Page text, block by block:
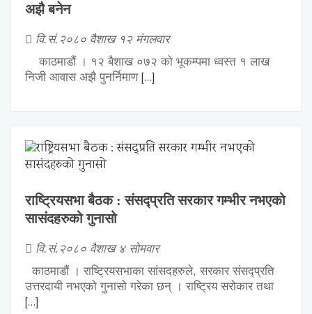
अझै बनेन
वि.सं.२०८० वैशाख १२ मंगलवार
काठमाडौं । १२ बैशाख ०७२ को भूकम्पमा ध्वस्त १ लाख
निजी आवास अझै पुनर्निमाण […]
राष्ट्रियसभा बैठक : संसद्प्रति सरकार गम्भीर नभएको
सासंदहरुको गुनासो
वि.सं.२०८० वैशाख ४ सोमवार
काठमाडौं । राष्ट्रियसभाका सांसदहरुले, सरकार संसद्प्रति
उत्तरदायी नभएको गुनासो गरेका छन् । राष्ट्रिय सरोकार तथा
[…]